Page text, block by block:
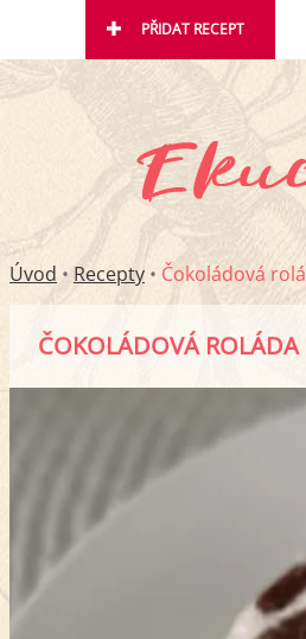
PŘIDAT RECEPT
Úvod • Recepty • Čokoládová
ČOKOLÁDOVÁ ROLÁDA